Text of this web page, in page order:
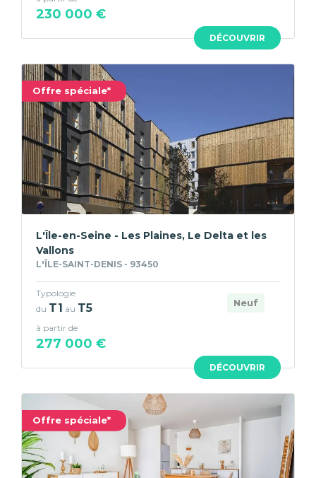
DÉCOUVRIR
230 000 €
Offre spéciale*
DÉCOUVRIR
L'Île-en-Seine - Les Plaines, Le Delta et les
Vallons
L'ÎLE-SAINT-DENIS - 93450
Neuf
Typologie
du T1 au T5
à partir de
277 000 €
Offre spéciale*